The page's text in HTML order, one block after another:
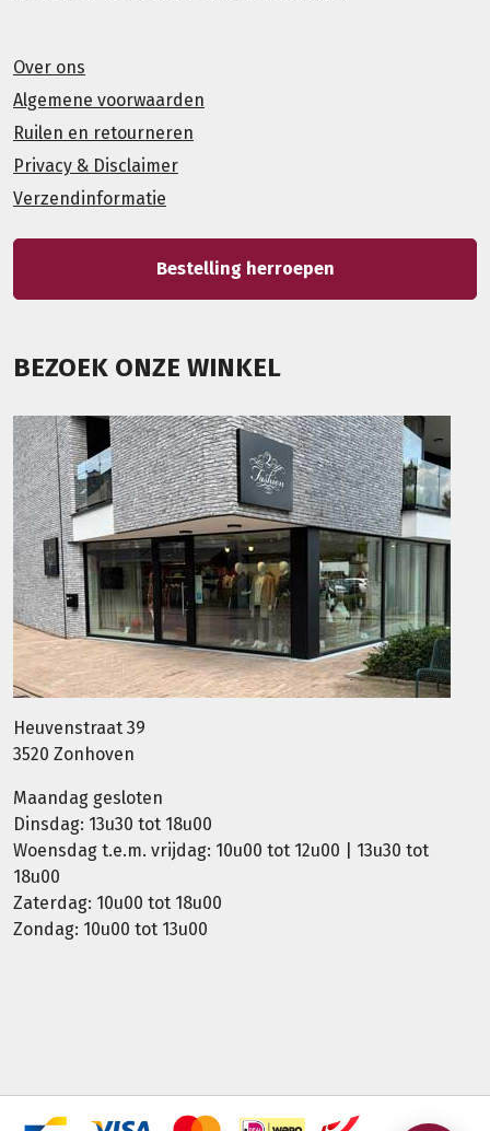
Over ons
Algemene voorwaarden
Ruilen en retourneren
Privacy & Disclaimer
Verzendinformatie
Bestelling herroepen
BEZOEK ONZE WINKEL
Heuvenstraat 39
3520 Zonhoven
Maandag gesloten
Dinsdag: 13u30 tot 18u00
Woensdag t.e.m. vrijdag: 10u00 tot 12u00 | 13u30 tot
18u00
Zaterdag: 10u00 tot 18u00
Zondag: 10u00 tot 13u00